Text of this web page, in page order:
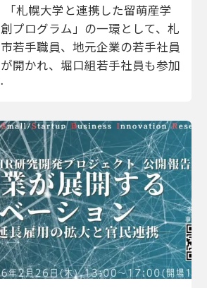
札幌大学と連携した留萌産学
プログラム」の一環として、札
若手職員、地元企業の若手社員
開かれ、堀口組若手社員も参加